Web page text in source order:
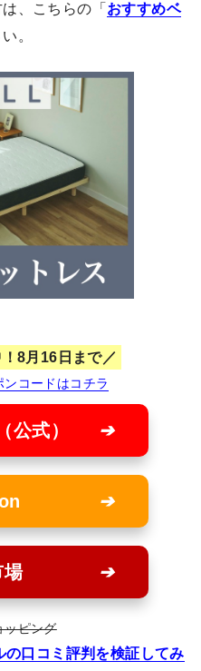
、こちらの「 おすすめベ
。
8月16日まで
コードはコチラ
公式）
場
ッピング
口コミ評判を検証してみ